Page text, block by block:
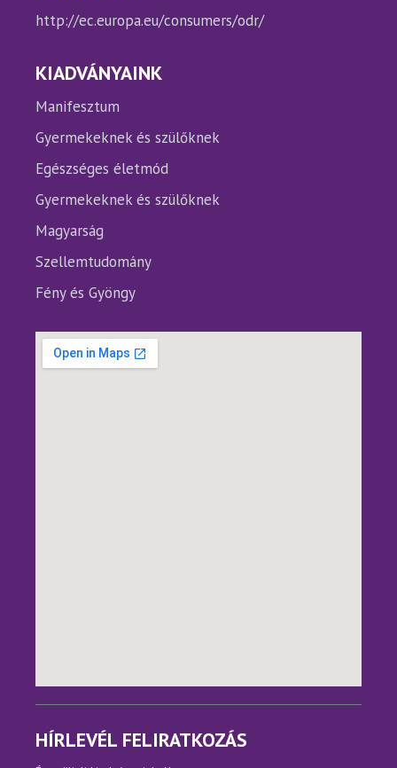
http://ec.europa.eu/consumers/odr/
KIADVÁNYAINK
Manifesztum
Gyermekeknek és szülőknek
Egészséges életmód
Gyermekeknek és szülőknek
Magyarság
Szellemtudomány
Fény és Gyöngy
HÍRLEVÉL FELIRATKOZÁS